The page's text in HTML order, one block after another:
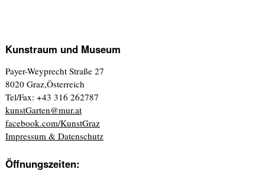
Kunstraum und Museum
Payer-Weyprecht Straße 27
8020 Graz,Österreich
Tel/Fax: +43 316 262787
kunstGarten@mur.at
facebook.com/KunstGraz
Impressum & Datenschutz
Öffnungszeiten: